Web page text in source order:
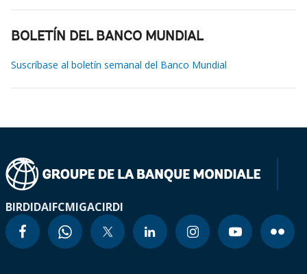
BOLETÍN DEL BANCO MUNDIAL
Suscríbase al boletín semanal del Banco Mundial
BIRDIDAIFCMIGACIRDI